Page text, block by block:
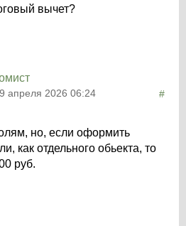
вычет?
9 апреля 2026 06:24 #
но, если оформить
как отдельного обьекта, то
руб.